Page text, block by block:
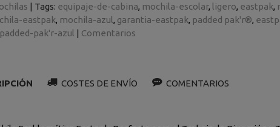
| Tags: equipaje-de-cabina mochila-escolar ligero eastpak
eastpak mochila-azul garantia-eastpak padded pak'r®
padded-pak'r-azul | Comentarios
COSTES DE ENVÍO COMENTARIOS